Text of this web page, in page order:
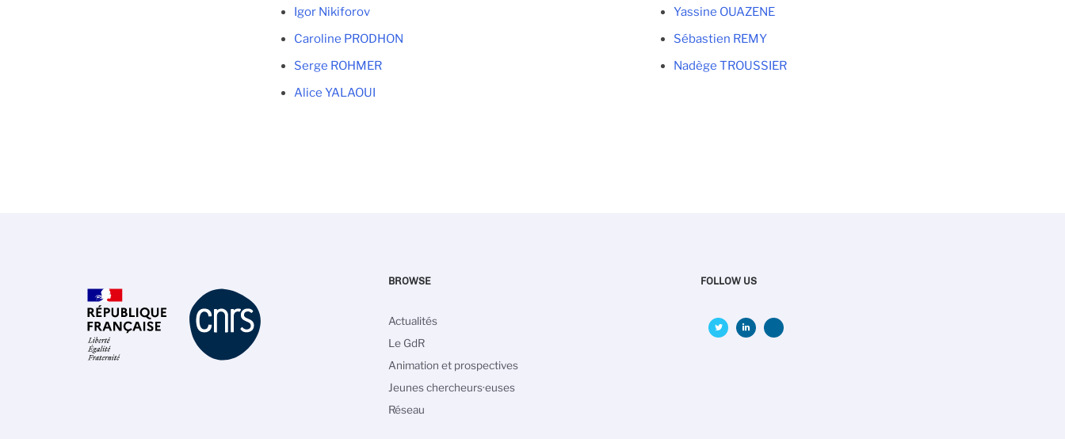
Igor Nikiforov
Yassine OUAZENE
Caroline PRODHON
Sébastien REMY
Serge ROHMER
Nadège TROUSSIER
Alice YALAOUI
BROWSE
Main
navigation
Actualités
Le GdR
Animation et prospectives
Jeunes chercheurs·euses
Réseau
FOLLOW US